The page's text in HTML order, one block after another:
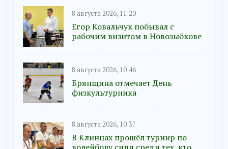
8 августа 2026, 11:20
Егор Ковальчук побывал с
рабочим визитом в Новозыбкове
8 августа 2026, 10:46
Брянщина отмечает День
физкультурника
8 августа 2026, 10:37
В Клинцах прошёл турнир по